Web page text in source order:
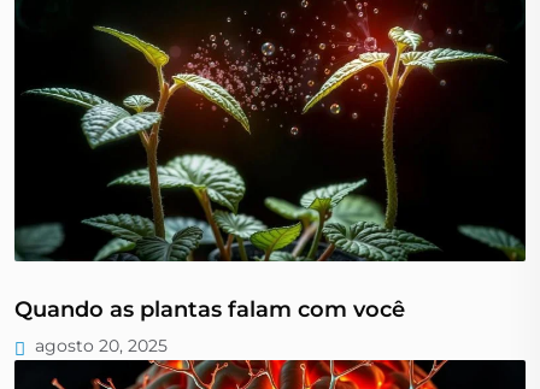
Quando as plantas falam com você
agosto 20, 2025